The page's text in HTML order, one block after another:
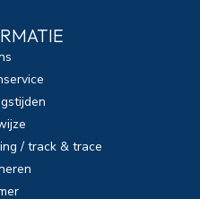
/ track & trace